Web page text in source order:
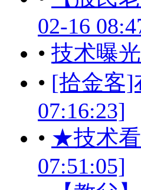
02-16
• 技术曝
• [拾金客]
07:16:23]
• ★技术看
07:51:05]